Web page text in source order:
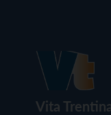
Vita